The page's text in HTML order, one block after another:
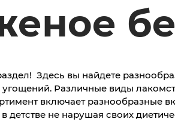
Здесь вы найдете
Различные виды
включает разнообразные
детстве не нарушая своих